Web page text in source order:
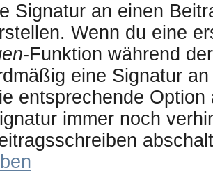
Signatur an einen
Wenn du eine
-Funktion während
eine Signatur
entsprechende
immer noch